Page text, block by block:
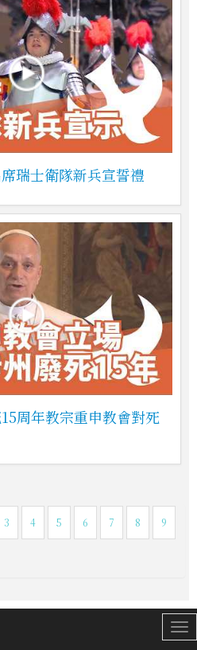
瑞士衛隊新兵宣誓禮
周年教宗重申教會對死
3 4 5 6 7 8 9